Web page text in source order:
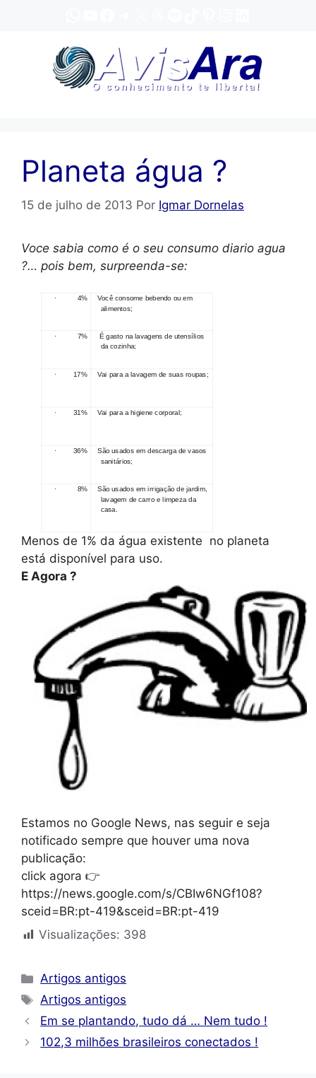
Planeta água ?
15 de julho de 2013 Por Igmar Dornelas
Voce sabia como é o seu consumo diario agua
?… pois bem, surpreenda-se:
· 4% Você consome bebendo ou em
alimentos;
· 7% É gasto na lavagens de utensílios
da cozinha;
· 17% Vai para a lavagem de suas roupas;
· 31% Vai para a higiene corporal;
· 36%
São usados em descarga de vasos
sanitários;
· 8% São usados em irrigação de jardim,
lavagem de carro e limpeza da
casa.
Menos de 1% da água existente no planeta
está disponível para uso.
E Agora ?
Estamos no Google News, nas seguir e seja
notificado sempre que houver uma nova
publicação:
click agora 👉
https://news.google.com/s/CBIw6NGf108?
sceid=BR:pt-419&sceid=BR:pt-419
Visualizações: 398
Categorias
Artigos antigos
Tags
Artigos antigos
Em se plantando, tudo dá … Nem tudo !
102,3 milhões brasileiros conectados !